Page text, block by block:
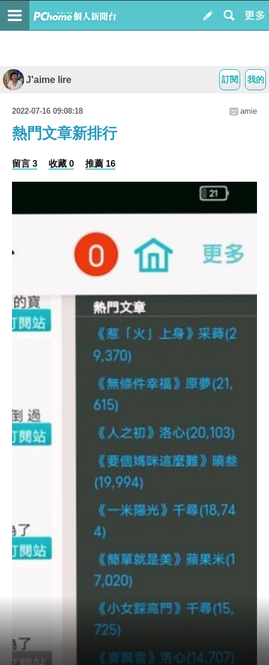
我的
訂閱
J'aime lire
2022-07-16 09:08:18 amie
熱門文章新排行
留言 3 收藏 0 推薦 16